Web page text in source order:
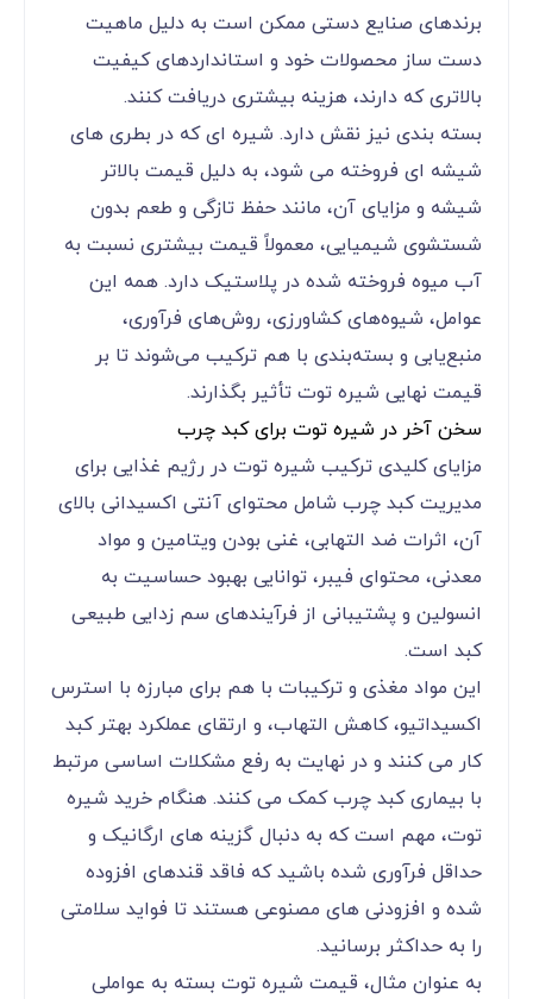
برندهای صنایع دستی ممکن است به دلیل ماهیت
دست ساز محصولات خود و استانداردهای کیفیت
بالاتری که دارند، هزینه بیشتری دریافت کنند.
بسته بندی نیز نقش دارد. شیره ای که در بطری های
شیشه ای فروخته می شود، به دلیل قیمت بالاتر
شیشه و مزایای آن، مانند حفظ تازگی و طعم بدون
شستشوی شیمیایی، معمولاً قیمت بیشتری نسبت به
آب میوه فروخته شده در پلاستیک دارد. همه این
عوامل، شیوه‌های کشاورزی، روش‌های فرآوری،
منبع‌یابی و بسته‌بندی با هم ترکیب می‌شوند تا بر
قیمت نهایی شیره توت تأثیر بگذارند.
سخن آخر در شیره توت برای کبد چرب
مزایای کلیدی ترکیب شیره توت در رژیم غذایی برای
مدیریت کبد چرب شامل محتوای آنتی اکسیدانی بالای
آن، اثرات ضد التهابی، غنی بودن ویتامین و مواد
معدنی، محتوای فیبر، توانایی بهبود حساسیت به
انسولین و پشتیبانی از فرآیندهای سم زدایی طبیعی
کبد است.
این مواد مغذی و ترکیبات با هم برای مبارزه با استرس
اکسیداتیو، کاهش التهاب، و ارتقای عملکرد بهتر کبد
کار می کنند و در نهایت به رفع مشکلات اساسی مرتبط
با بیماری کبد چرب کمک می کنند. هنگام خرید شیره
توت، مهم است که به دنبال گزینه های ارگانیک و
حداقل فرآوری شده باشید که فاقد قندهای افزوده
شده و افزودنی های مصنوعی هستند تا فواید سلامتی
را به حداکثر برسانید.
به عنوان مثال، قیمت شیره توت بسته به عواملی